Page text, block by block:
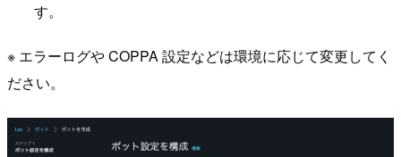
す。
※ エラーログや COPPA 設定などは環境に応じて変更してく
ださい。